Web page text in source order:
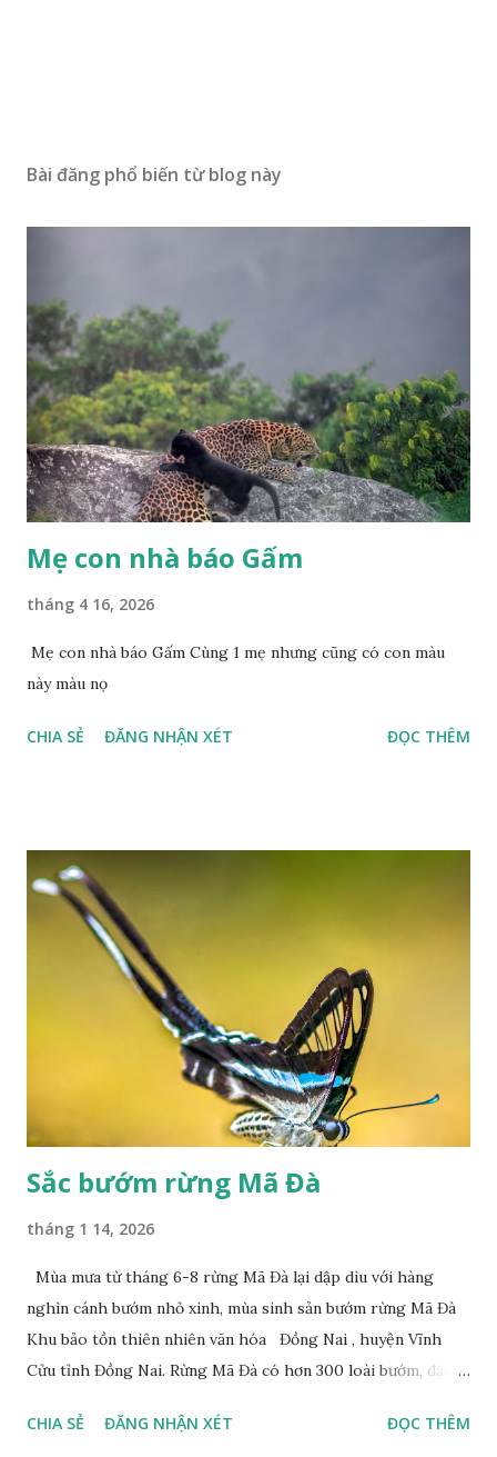
Bài đăng phổ biến từ blog này
Mẹ con nhà báo Gấm
tháng 4 16, 2026
Mẹ con nhà báo Gấm Cùng 1 mẹ nhưng cũng có con màu
này màu nọ
CHIA SẺ ĐĂNG NHẬN XÉT ĐỌC THÊM
Sắc bướm rừng Mã Đà
tháng 1 14, 2026
Mùa mưa từ tháng 6-8 rừng Mã Đà lại dập dìu với hàng
nghìn cánh bướm nhỏ xinh, mùa sinh sản bướm rừng Mã Đà
Khu bảo tồn thiên nhiên văn hóa Đồng Nai , huyện Vĩnh
Cửu tỉnh Đồng Nai. Rừng Mã Đà có hơn 300 loài bướm, đặc
đuôi trắng (Lamproptera curius) đặc trưng là cái đuôi dài
CHIA SẺ ĐĂNG NHẬN XÉT ĐỌC THÊM